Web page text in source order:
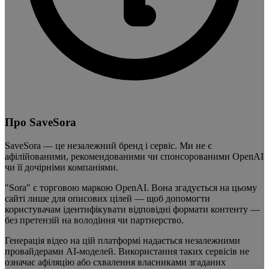
Про SaveSora
SaveSora — це незалежний бренд і сервіс. Ми не є
афілійованими, рекомендованими чи спонсорованими OpenAI
чи її дочірніми компаніями.
"Sora" є торговою маркою OpenAI. Вона згадується на цьому
сайті лише для описових цілей — щоб допомогти
користувачам ідентифікувати відповідні формати контенту —
без претензій на володіння чи партнерство.
Генерація відео на цій платформі надається незалежними
провайдерами AI-моделей. Використання таких сервісів не
означає афіляцію або схвалення власниками згаданих